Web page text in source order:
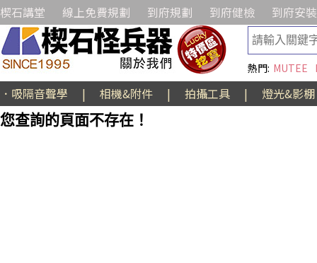
楔石講堂 線上免費規劃 到府規劃 到府健檢 到府安裝
熱門: MUTEE
．吸隔音聲學 | 相機&附件 | 拍攝工具 |
燈光&影棚
您查詢的頁面不存在！